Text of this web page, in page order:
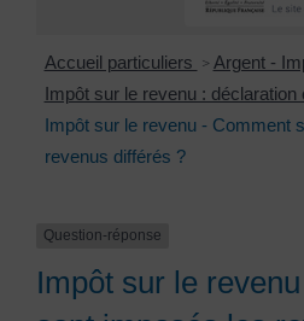
Accueil particuliers > Argent -
Impôt sur le revenu :
Impôt sur le revenu - Comment
revenus différés ?
Question-réponse
Impôt sur le